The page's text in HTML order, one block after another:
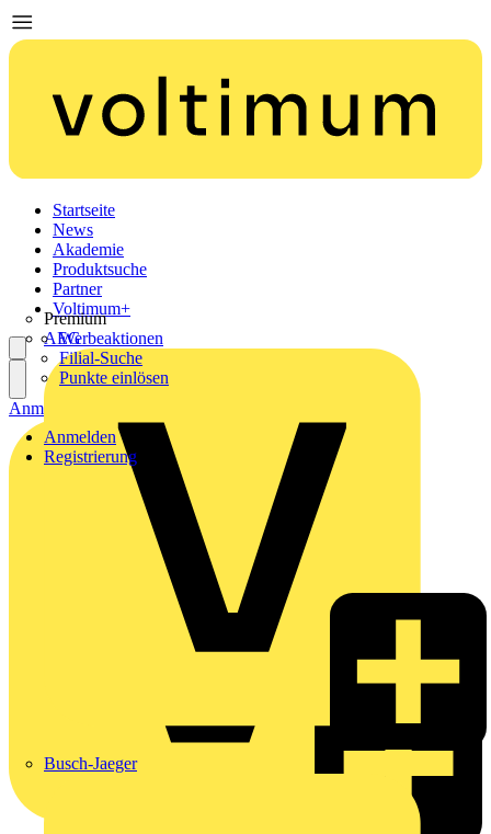
Startseite
News
Akademie
Produktsuche
Partner
Premium
AEG
Busch-Jaeger
Voltimum+
Werbeaktionen
Filial-Suche
Punkte einlösen
Anmelden
Registrierung
Anmelden